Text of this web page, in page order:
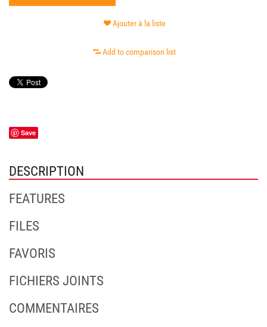
Ajouter à la liste
Add to comparison list
Save
DESCRIPTION
FEATURES
FILES
FAVORIS
FICHIERS JOINTS
COMMENTAIRES